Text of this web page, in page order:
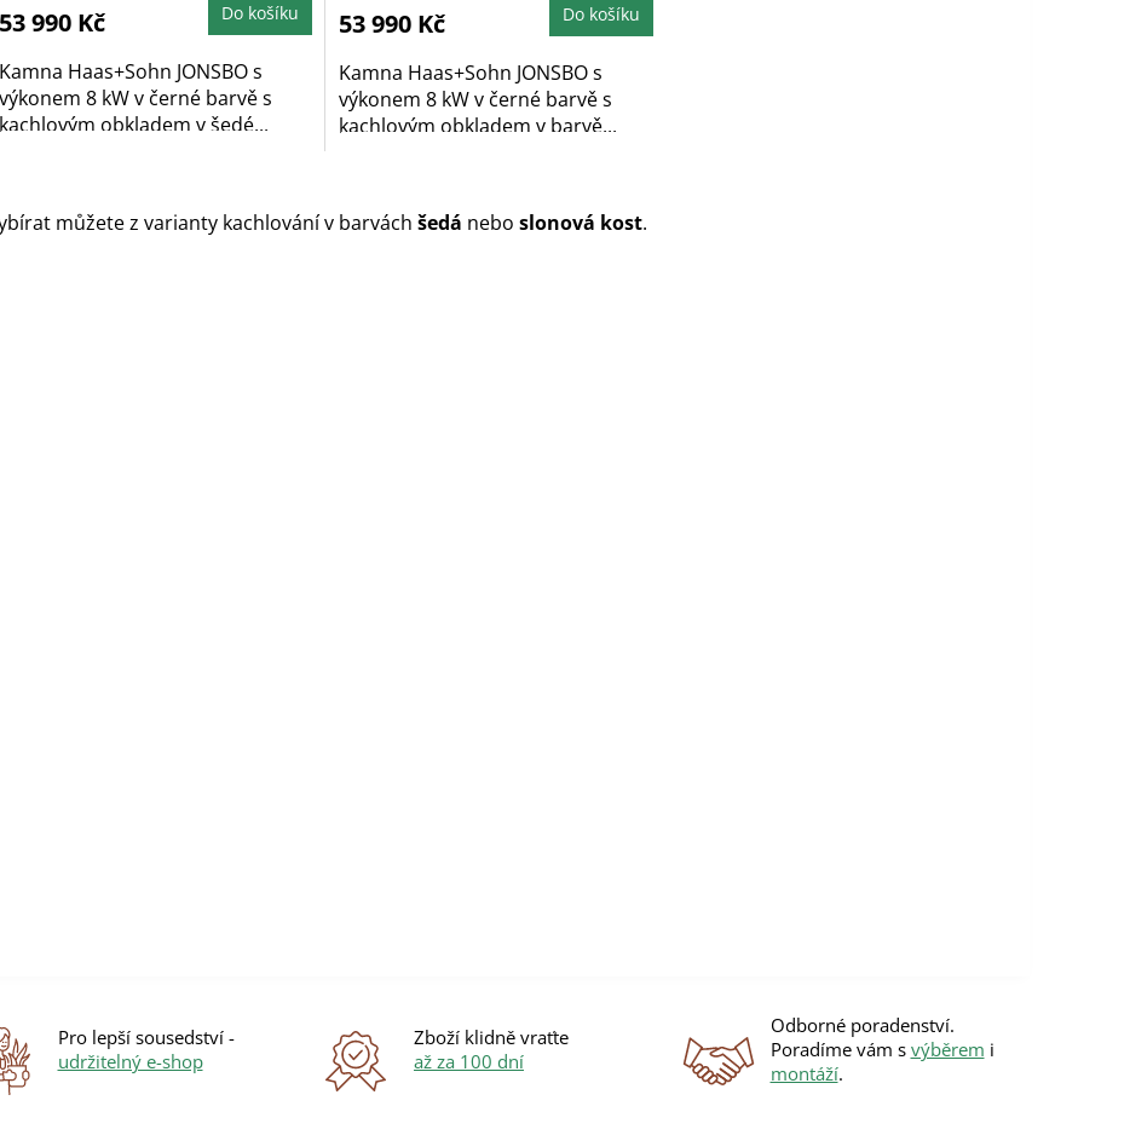
53 990 Kč Do košíku
Kamna Haas+Sohn JONSBO s
výkonem 8 kW v černé barvě s
kachlovým obkladem v šedé...
53 990 Kč Do košíku
Kamna Haas+Sohn JONSBO s
výkonem 8 kW v černé barvě s
kachlovým obkladem v barvě...
l
můžete z varianty kachlování v barvách šedá nebo slonová kost.
Pro lepší sousedství -
udržitelný e-shop
Zboží klidně vraťte
až za 100 dní
Odborné poradenství.
Poradíme vám s výběrem i
montáží.